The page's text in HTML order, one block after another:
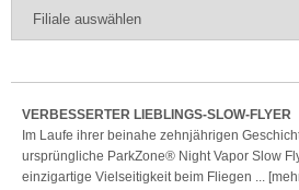
VERBESSERTER LIEBLINGS-SLOW-FLYER
Im Laufe ihrer beinahe zehnjährigen
ursprüngliche ParkZone® Night Vapor Slow
einzigartige Vielseitigkeit beim Fliegen ...